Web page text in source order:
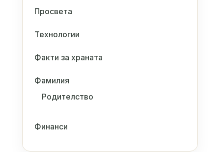
Просвета
Технологии
Факти за храната
Фамилия
Родителство
Финанси